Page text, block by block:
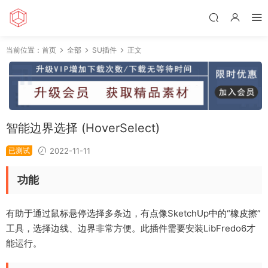
当前位置： 首页 全部 SU插件 正文
智能边界选择 (HoverSelect)
已测试 2022-11-11
功能
有助于通过鼠标悬停选择多条边，有点像SketchUp中的“橡皮擦”
工具，选择边线、边界非常方便。此插件需要安装LibFredo6才
能运行。